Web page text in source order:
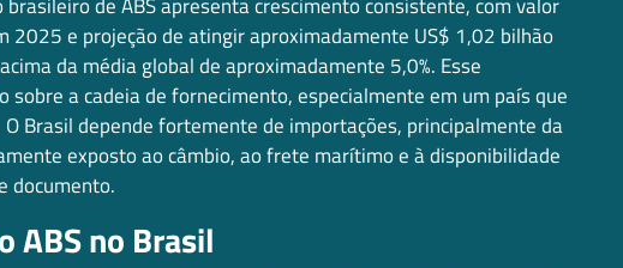
brasileiro de ABS apresenta crescimento consistente, com valor
2025 e projeção de atingir aproximadamente US$ 1,02 bilhão
da média global de aproximadamente 5,0%. Esse
a cadeia de fornecimento, especialmente em um país que
Brasil depende fortemente de importações, principalmente da
exposto ao câmbio, ao frete marítimo e à disponibilidade
documento.
ABS no Brasil